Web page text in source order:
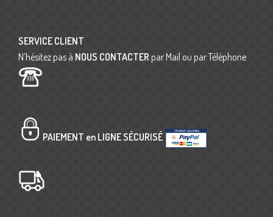
SERVICE CLIENT
N’hésitez pas à NOUS CONTACTER par Mail ou par Téléphone
PAIEMENT en LIGNE SÉCURISÉ